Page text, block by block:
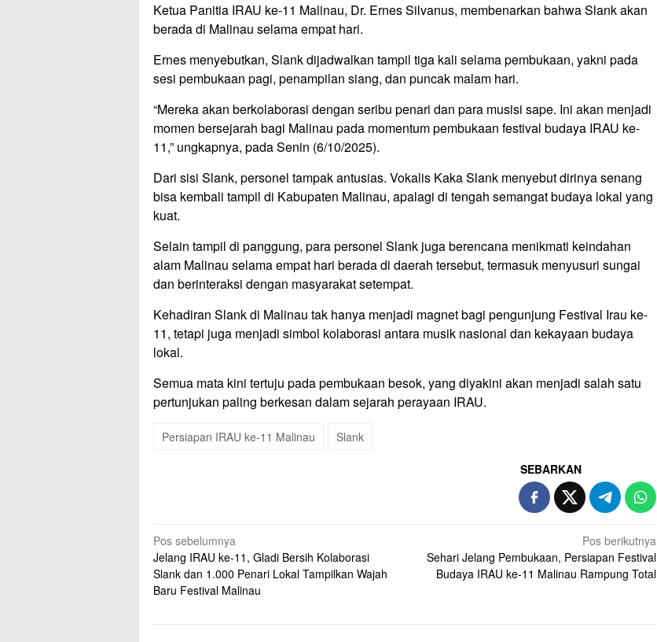
Ketua Panitia IRAU ke-11 Malinau, Dr. Ernes Silvanus, membenarkan bahwa Slank akan
berada di Malinau selama empat hari.
Ernes menyebutkan, Slank dijadwalkan tampil tiga kali selama pembukaan, yakni pada
sesi pembukaan pagi, penampilan siang, dan puncak malam hari.
“Mereka akan berkolaborasi dengan seribu penari dan para musisi sape. Ini akan menjadi
momen bersejarah bagi Malinau pada momentum pembukaan festival budaya IRAU ke-
11,” ungkapnya, pada Senin (6/10/2025).
Dari sisi Slank, personel tampak antusias. Vokalis Kaka Slank menyebut dirinya senang
bisa kembali tampil di Kabupaten Malinau, apalagi di tengah semangat budaya lokal yang
kuat.
Selain tampil di panggung, para personel Slank juga berencana menikmati keindahan
alam Malinau selama empat hari berada di daerah tersebut, termasuk menyusuri sungai
dan berinteraksi dengan masyarakat setempat.
Kehadiran Slank di Malinau tak hanya menjadi magnet bagi pengunjung Festival Irau ke-
11, tetapi juga menjadi simbol kolaborasi antara musik nasional dan kekayaan budaya
lokal.
Semua mata kini tertuju pada pembukaan besok, yang diyakini akan menjadi salah satu
pertunjukan paling berkesan dalam sejarah perayaan IRAU.
Persiapan IRAU ke-11 Malinau Slank
SEBARKAN
Navigasi
pos
Pos sebelumnya
Jelang IRAU ke-11, Gladi Bersih Kolaborasi
Slank dan 1.000 Penari Lokal Tampilkan Wajah
Baru Festival Malinau
Pos berikutnya
Sehari Jelang Pembukaan, Persiapan Festival
Budaya IRAU ke-11 Malinau Rampung Total